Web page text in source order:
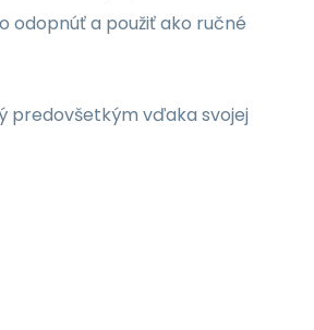
odopnúť a použiť ako ručné
predovšetkým vďaka svojej